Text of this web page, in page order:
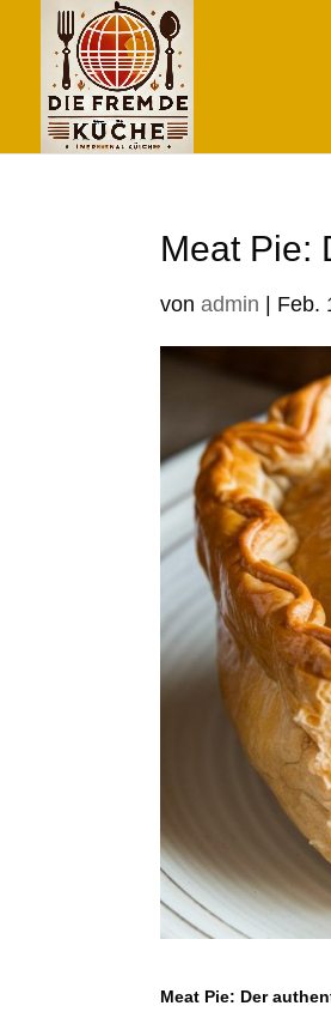
Meat Pie:
vonadmin Feb.
Meat Pie: Der